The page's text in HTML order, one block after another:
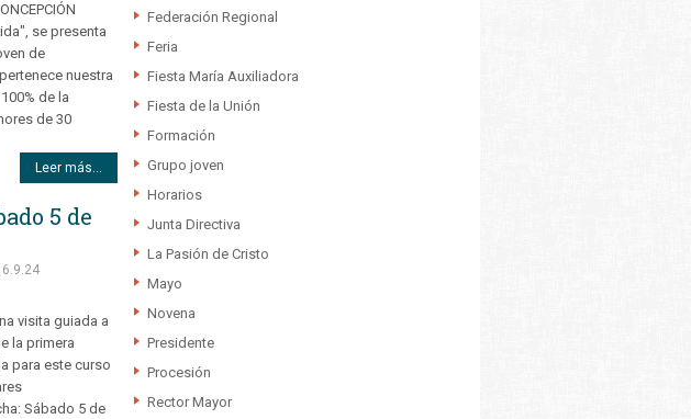
se presenta
de
nuestra
de la
de 30
Leer más...
5 de
visita guiada a
la primera
para este curso
Sábado 5 de
Federación Regional
Feria
Fiesta María Auxiliadora
Fiesta de la Unión
Formación
Grupo joven
Horarios
Junta Directiva
La Pasión de Cristo
Mayo
Novena
Presidente
Procesión
Rector Mayor